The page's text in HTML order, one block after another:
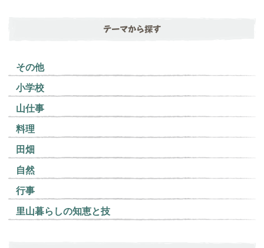
テーマから探す
その他
小学校
山仕事
料理
田畑
自然
行事
里山暮らしの知恵と技